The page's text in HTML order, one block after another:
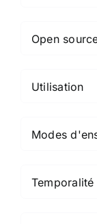
Open
Utilisation
Modes
Temporalité